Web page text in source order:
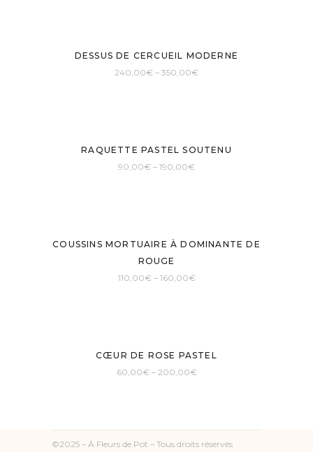
DESSUS DE CERCUEIL MODERNE
240,00€ – 350,00€
RAQUETTE PASTEL SOUTENU
90,00€ – 190,00€
COUSSINS MORTUAIRE À DOMINANTE DE
ROUGE
110,00€ – 160,00€
CŒUR DE ROSE PASTEL
60,00€ – 200,00€
©2025 – À Fleurs de Pot – Tous droits réservés